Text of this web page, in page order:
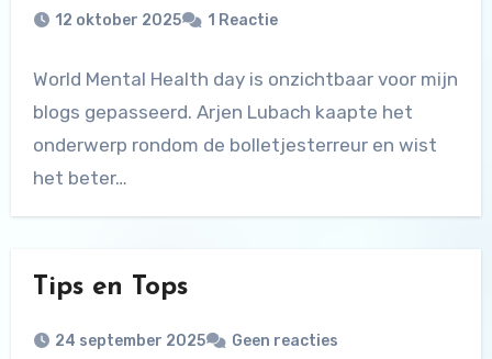
12 oktober 2025 1 Reactie
World Mental Health day is onzichtbaar voor mijn
blogs gepasseerd. Arjen Lubach kaapte het
onderwerp rondom de bolletjesterreur en wist
het beter…
Tips en Tops
24 september 2025 Geen reacties